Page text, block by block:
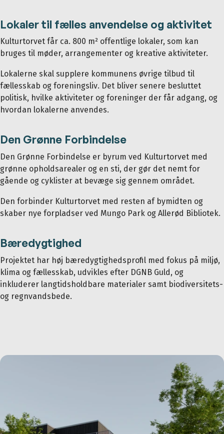
Lokaler til fælles anvendelse og aktivitet
Kulturtorvet får ca. 800 m² offentlige lokaler, som kan
bruges til møder, arrangementer og kreative aktiviteter.
Lokalerne skal supplere kommunens øvrige tilbud til
fællesskab og foreningsliv. Det bliver senere besluttet
politisk, hvilke aktiviteter og foreninger der får adgang, og
hvordan lokalerne anvendes.
Den Grønne Forbindelse
Den Grønne Forbindelse er byrum ved Kulturtorvet med
grønne opholdsarealer og en sti, der gør det nemt for
gående og cyklister at bevæge sig gennem området.
Den forbinder Kulturtorvet med resten af bymidten og
skaber nye forpladser ved Mungo Park og Allerød Bibliotek.
Bæredygtighed
Projektet har høj bæredygtighedsprofil med fokus på miljø,
klima og fællesskab, udvikles efter DGNB Guld, og
inkluderer langtidsholdbare materialer samt biodiversitets-
og regnvandsbede.